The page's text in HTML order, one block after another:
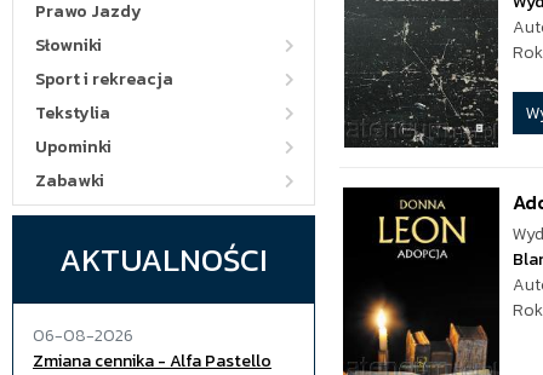
Prawo Jazdy
Słowniki
Sport i rekreacja
Tekstylia
Upominki
Zabawki
AKTUALNOŚCI
06-08-2026
Zmiana cennika - Alfa Pastello